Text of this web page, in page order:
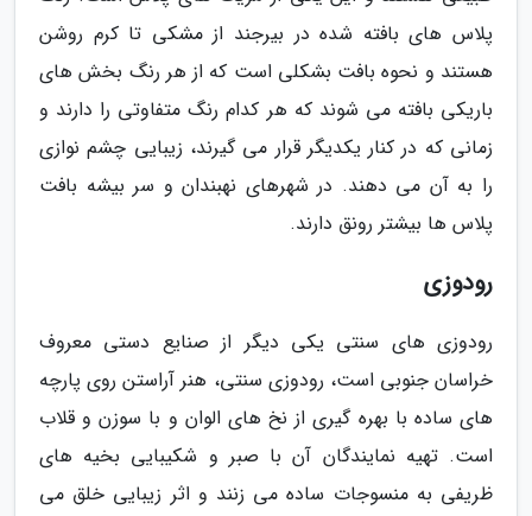
پلاس های بافته شده در بیرجند از مشکی تا کرم روشن
هستند و نحوه بافت بشکلی است که از هر رنگ بخش های
باریکی بافته می شوند که هر کدام رنگ متفاوتی را دارند و
زمانی که در کنار یکدیگر قرار می گیرند، زیبایی چشم نوازی
را به آن می دهند. در شهرهای نهبندان و سر بیشه بافت
پلاس ها بیشتر رونق دارند.
رودوزی
رودوزی های سنتی یکی دیگر از صنایع دستی معروف
خراسان جنوبی است، رودوزی سنتی، هنر آراستن روی پارچه
های ساده با بهره گیری از نخ های الوان و با سوزن و قلاب
است. تهیه نمایندگان آن با صبر و شکیبایی بخیه های
ظریفی به منسوجات ساده می زنند و اثر زیبایی خلق می